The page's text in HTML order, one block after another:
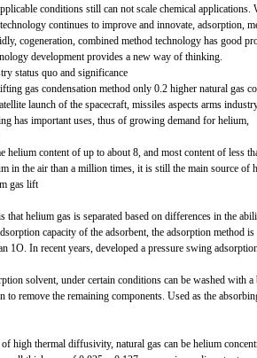
conditions still can not scale chemical
continues to improve and innovate, adsorption,
cogeneration, combined method technology has good
development provides a new way of thinking.
status quo and significance
gas condensation method only 0.2 higher natural gas
launch of the spacecraft, missiles aspects arms
has important uses, thus of growing demand for helium,
helium content of up to about 8, and most content of less
in the air than a million times, it is still the main source of
gas lift
that helium gas is separated based on differences in the
capacity of the adsorbent, the adsorption method
1O. In recent years, developed a pressure swing
solvent, under certain conditions can be washed with
to remove the remaining components. Used as the
high thermal diffusivity, natural gas can be helium